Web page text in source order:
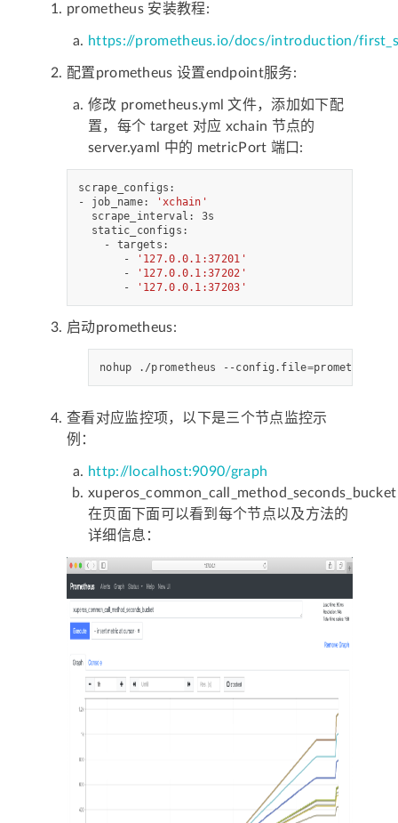
prometheus 安装教程:
https://prometheus.io/docs/introduction/
配置prometheus 设置endpoint服务:
修改 prometheus.yml 文件，添加如下配
置，每个 target 对应 xchain 节点的
server.yaml 中的 metricPort 端口:
scrape_configs:
- job_name:
'xchain'
  scrape_interval: 3s
  static_configs:
    - targets:
       -
'127.0.0.1:37201'
       -
'127.0.0.1:37202'
       -
'127.0.0.1:37203'
启动prometheus:
nohup ./prometheus --config.file=
查看对应监控项，以下是三个节点监控示
例：
http://localhost:9090/graph
在页面下面可以看到每个节点以及方法的
详细信息：